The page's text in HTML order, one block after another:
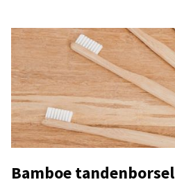
Bamboe tandenborsel